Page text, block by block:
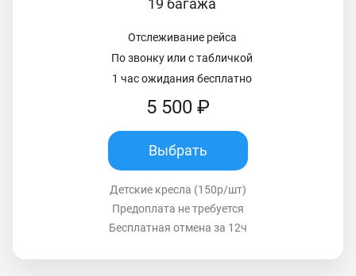
19 багажа
Отслеживание рейса
По звонку или с табличкой
1 час ожидания бесплатно
5 500 ₽
Выбрать
Детские кресла (150р/шт)
Предоплата не требуется
Бесплатная отмена за 12ч